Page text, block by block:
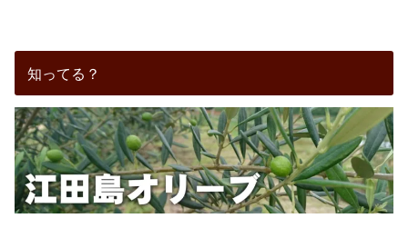
知ってる？